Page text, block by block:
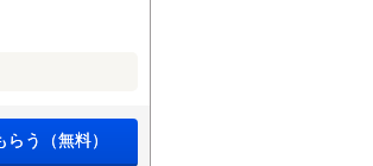
らう（無料）